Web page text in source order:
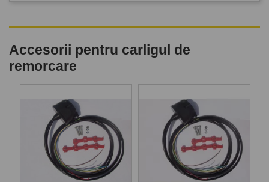
Accesorii pentru carligul de
remorcare